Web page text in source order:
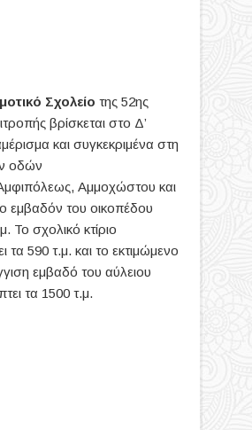
Σχολείο της 52ης
βρίσκεται στο Δ’
και συγκεκριμένα στη
οδών
Αμμοχώστου και
εμβαδόν του οικοπέδου
Το σχολικό κτίριο
τα 590 τ.μ. και το εκτιμώμενο
εμβαδό του αύλειου
τα 1500 τ.μ.